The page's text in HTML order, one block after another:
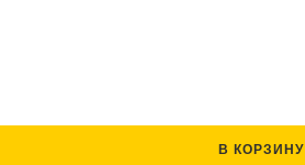
В КОРЗИНУ